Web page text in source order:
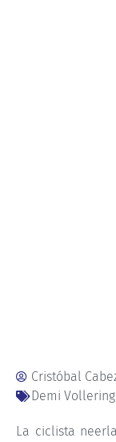
Cristóbal
Demi Vollering
La ciclista